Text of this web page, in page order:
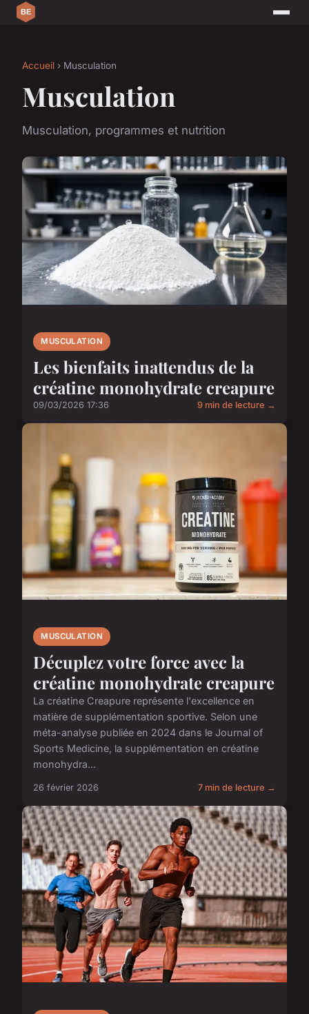
Accueil › Musculation
Musculation
Musculation, programmes et nutrition
MUSCULATION
Les bienfaits inattendus de la
créatine monohydrate creapure
09/03/2026 17:36 9 min de lecture →
MUSCULATION
Décuplez votre force avec la
créatine monohydrate creapure
La créatine Creapure représente l'excellence en
matière de supplémentation sportive. Selon une
méta-analyse publiée en 2024 dans le Journal of
Sports Medicine, la supplémentation en créatine
monohydra...
26 février 2026 7 min de lecture →